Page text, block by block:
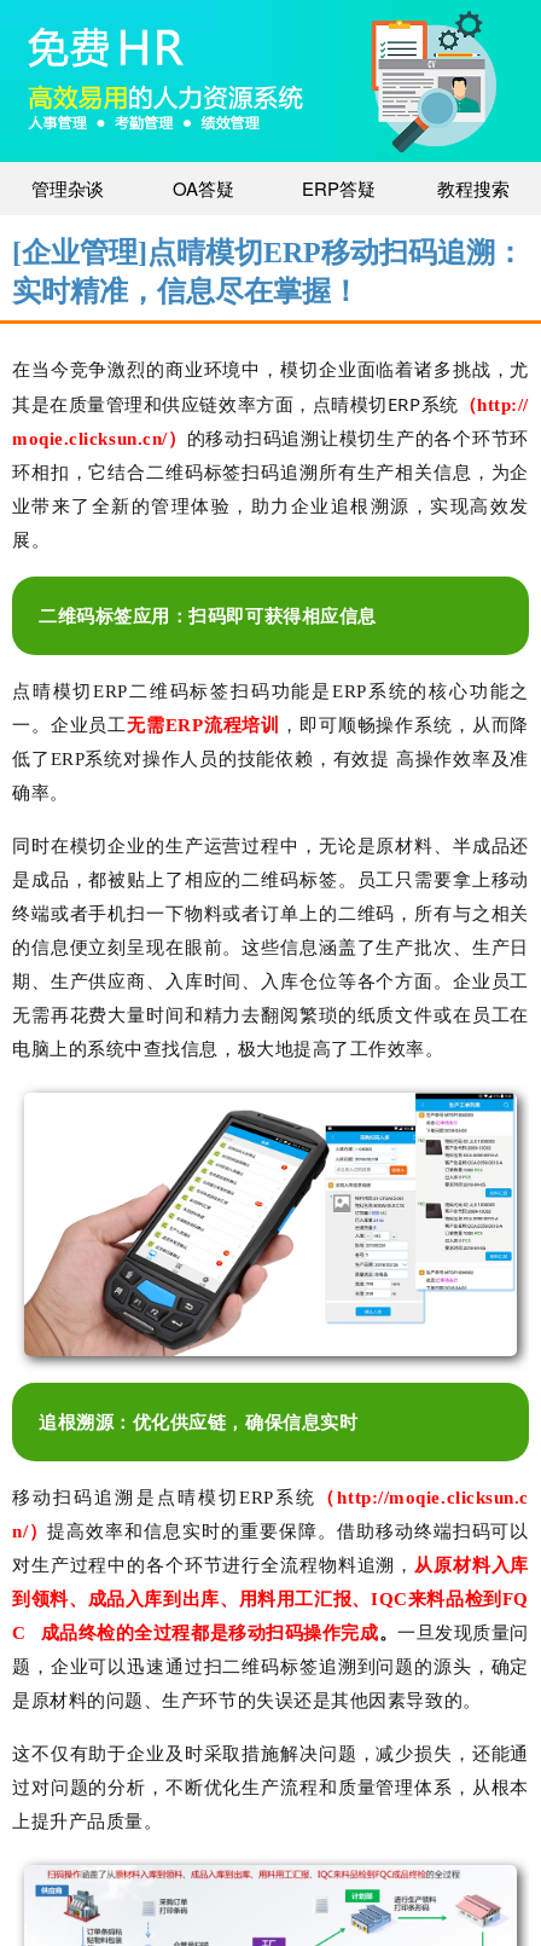
管理杂谈 OA答疑 ERP答疑 教程搜索
[企业管理]点晴模切ERP移动扫码追溯：
实时精准，信息尽在掌握！
在当今竞争激烈的商业环境中，模切企业面临着诸多挑战，尤
其是在质量管理和供应链效率方面，点晴模切 ERP系统 （http://
moqie.clicksun.cn/） 的移动扫码追溯让模切生产的各个环节环
环相扣，它结合二维码标签扫码追溯所有生产相关信息，为企
业带来了全新的管理体验，助力企业追根溯源，实现高效发
展。
二维码标签应用：扫码即可获得相应信息
点晴模切ERP二维码标签扫码功能是ERP系统的核心功能之
一。 企业员工无需ERP流程培训
，即可顺畅操作系统，从而降
低了ERP系统对操作人员的技能依赖，有效提 高操作效率及准
确率。
同时在模切企业的生产运营过程中，无论是原材料、半成品还
是成品，都被贴上了相应的二维码标签。员工只需要拿上移动
终端或者手机扫一下物料或者订单上的二维码，所有与之相关
的信息便立刻呈现在眼前。这些信息涵盖了生产批次、生产日
期、生产供应商、入库时间、入库仓位等各个方面。企业员工
无需再花费大量时间和精力去翻阅繁琐的纸质文件或在员工在
电脑上的系统中查找信息，极大地提高了工作效率。
追根溯源：优化供应链，确保信息实时
移动扫码追溯是点晴模切ERP系统 （http://moqie.clicksun.c
n/）提高效率和信息实时的重要保障。借助移动终端扫码可以
对生产过程中的各个环节进行全流程物料追溯， 从原材料入库
到领料、成品入库到出库、用料用工汇报、 IQC来料品检到 FQ
C
成品终检的全过程都是移动扫码操作完成。一旦发现质量问
题，企业可以迅速通过扫二维码标签追溯到问题的源头，确定
是原材料的问题、生产环节的失误还是其他因素导致的。
这不仅有助于企业及时采取措施解决问题，减少损失，还能通
过对问题的分析，不断优化生产流程和质量管理体系，从根本
上提升产品质量。